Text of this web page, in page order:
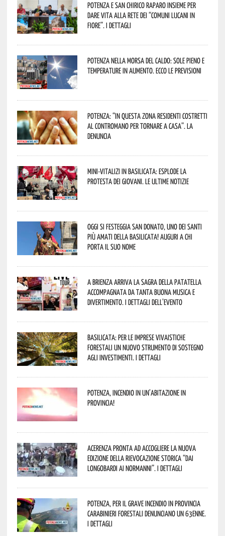
Potenza e San Chirico Raparo insieme per
dare vita alla rete dei “Comuni Lucani in
Fiore”. I dettagli
Potenza nella morsa del caldo: sole pieno e
temperature in aumento. Ecco le previsioni
Potenza: “In questa zona residenti costretti
al contromano per tornare a casa”. La
denuncia
Mini-vitalizi in Basilicata: esplode la
protesta dei giovani. Le ultime notizie
Oggi si festeggia San Donato, uno dei Santi
più amati della Basilicata! Auguri a chi
porta il suo nome
A Brienza arriva la Sagra della Patatella
accompagnata da tanta buona musica e
divertimento. I dettagli dell’evento
Basilicata: per le imprese vivaistiche
forestali un nuovo strumento di sostegno
agli investimenti. I dettagli
Potenza, incendio in un’abitazione in
provincia!
Acerenza pronta ad accogliere la nuova
edizione della rievocazione storica “Dai
Longobardi ai Normanni”. I dettagli
Potenza, per il grave incendio in Provincia
Carabinieri forestali denunciano un 63enne.
I dettagli